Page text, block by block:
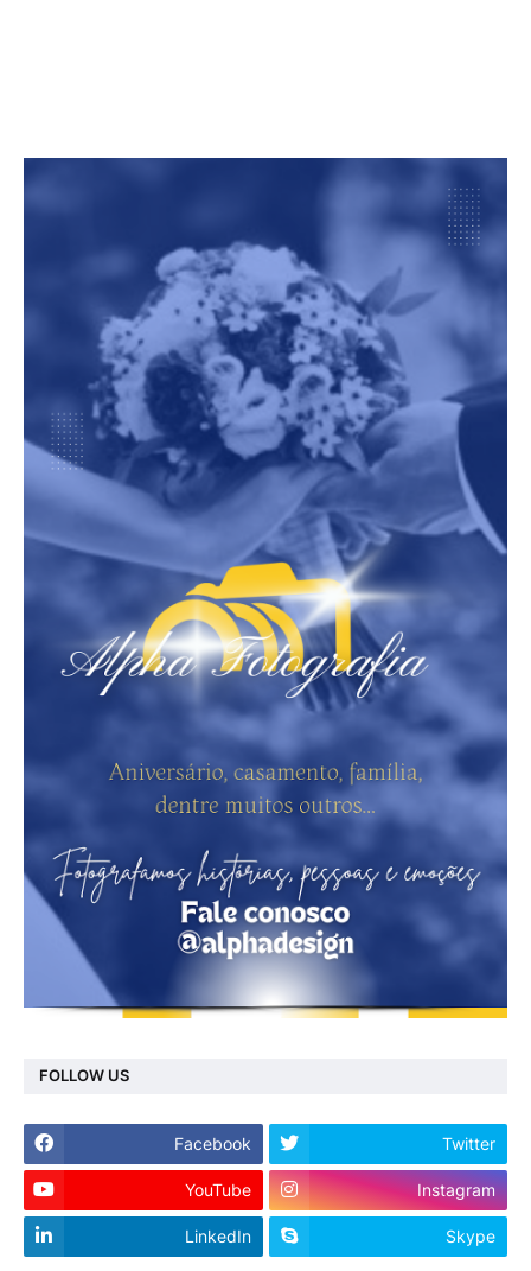
FOLLOW US
Facebook Twitter
YouTube Instagram
LinkedIn Skype